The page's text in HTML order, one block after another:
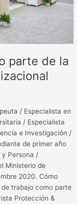
parte de la
/ Especialista en
/ Especialista
e Investigación /
de primer año
y Persona /
Ministerio de
2020. Cómo
trabajo como parte
Protección &